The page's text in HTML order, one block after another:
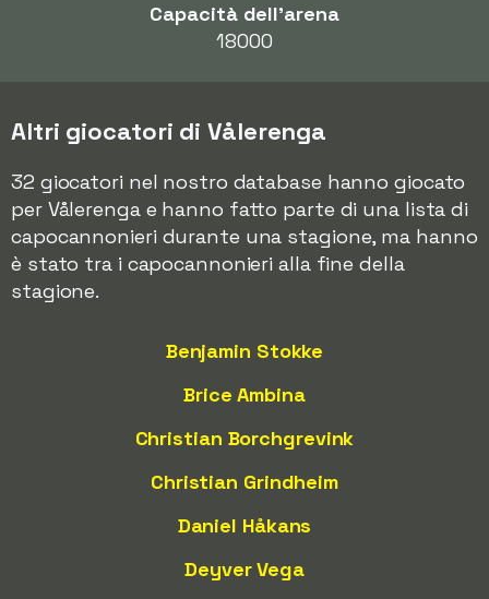
Capacità dell'arena
18000
Altri giocatori di Vålerenga
32 giocatori nel nostro database hanno giocato
per Vålerenga e hanno fatto parte di una lista di
capocannonieri durante una stagione, ma hanno
è stato tra i capocannonieri alla fine della
stagione.
Benjamin Stokke
Brice Ambina
Christian Borchgrevink
Christian Grindheim
Daniel Håkans
Deyver Vega